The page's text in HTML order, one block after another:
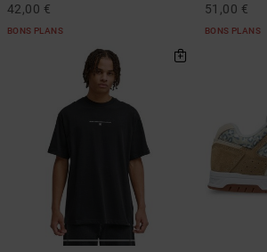
42,00 €
BONS PLANS
51,00 €
BONS PLANS